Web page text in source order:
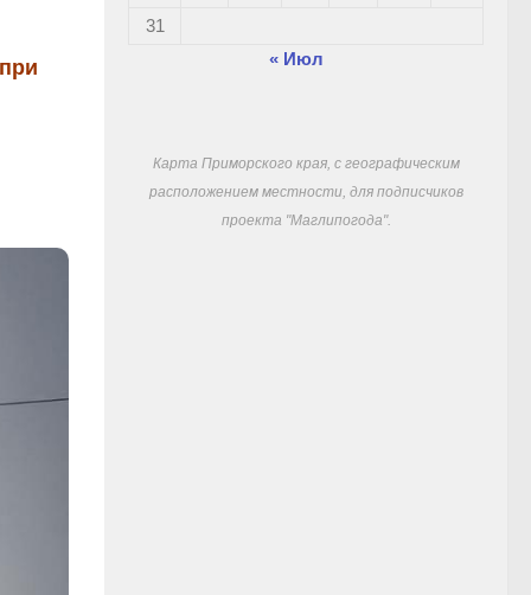
31
« Июл
Карта Приморского края, с географическим
расположением местности, для подписчиков
проекта "Маглипогода".